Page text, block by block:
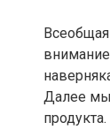
Далее мы